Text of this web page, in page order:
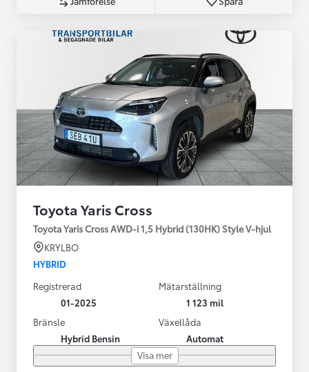
Toyota Yaris Cross
Toyota Yaris Cross AWD-i 1,5 Hybrid (130HK) Style V-hjul
KRYLBO
HYBRID
Registrerad
01-2025
Mätarställning
1 123 mil
Bränsle
Hybrid Bensin
Växellåda
Automat
Visa mer